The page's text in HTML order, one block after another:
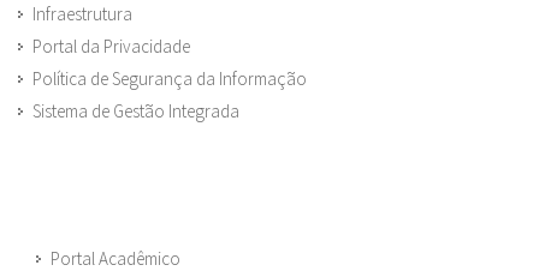
Infraestrutura
Portal da Privacidade
Política de Segurança da Informação
Sistema de Gestão Integrada
Portal Acadêmico